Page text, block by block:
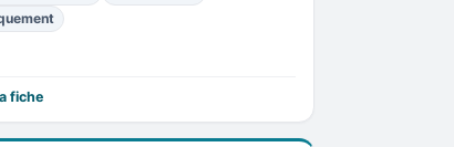
fiche